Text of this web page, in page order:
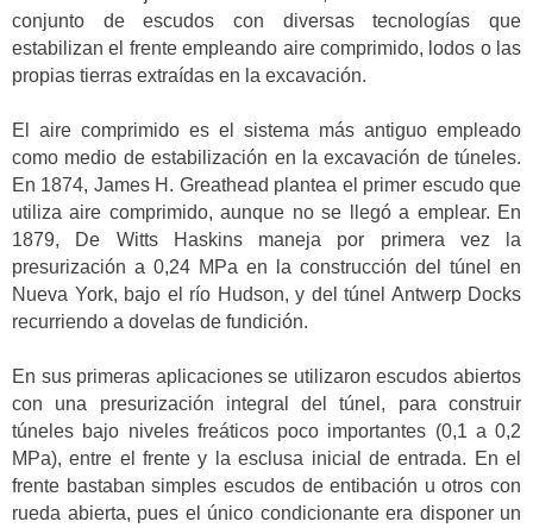
conjunto de escudos con diversas tecnologías que
estabilizan el frente empleando aire comprimido, lodos o las
propias tierras extraídas en la excavación.
El aire comprimido es el sistema más antiguo empleado
como medio de estabilización en la excavación de túneles.
En 1874, James H. Greathead plantea el primer escudo que
utiliza aire comprimido, aunque no se llegó a emplear. En
1879, De Witts Haskins maneja por primera vez la
presurización a 0,24 MPa en la construcción del túnel en
Nueva York, bajo el río Hudson, y del túnel Antwerp Docks
recurriendo a dovelas de fundición.
En sus primeras aplicaciones se utilizaron escudos abiertos
con una presurización integral del túnel, para construir
túneles bajo niveles freáticos poco importantes (0,1 a 0,2
MPa), entre el frente y la esclusa inicial de entrada. En el
frente bastaban simples escudos de entibación u otros con
rueda abierta, pues el único condicionante era disponer un